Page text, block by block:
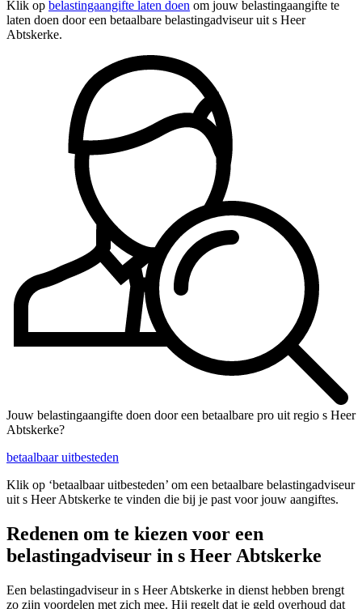
Klik op belastingaangifte laten doen om jouw belastingaangifte te
laten doen door een betaalbare belastingadviseur uit s Heer
Abtskerke.
Jouw belastingaangifte doen door een betaalbare pro uit regio s Heer
Abtskerke?
betaalbaar uitbesteden
Klik op ‘betaalbaar uitbesteden’ om een betaalbare belastingadviseur
uit s Heer Abtskerke te vinden die bij je past voor jouw aangiftes.
Redenen om te kiezen voor een
belastingadviseur in s Heer Abtskerke
Een belastingadviseur in s Heer Abtskerke in dienst hebben brengt
zo zijn voordelen met zich mee. Hij regelt dat je geld overhoud dat